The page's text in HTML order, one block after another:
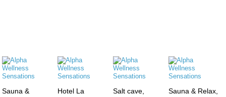
Sauna &
Hotel La
Salt cave,
Sauna & Relax,